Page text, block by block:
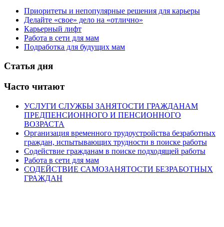
Приоритеты и непопулярные решения для карьеры
Делайте «свое» дело на «отлично»
Карьерный лифт
Работа в сети для мам
Подработка для будущих мам
Статья дня
Часто читают
УСЛУГИ СЛУЖБЫ ЗАНЯТОСТИ ГРАЖДАНАМ
ПРЕДПЕНСИОННОГО И ПЕНСИОННОГО
ВОЗРАСТА
Организация временного трудоустройства безработных
граждан, испытывающих трудности в поиске работы
Содействие гражданам в поиске подходящей работы
Работа в сети для мам
СОДЕЙСТВИЕ САМОЗАНЯТОСТИ БЕЗРАБОТНЫХ
ГРАЖДАН